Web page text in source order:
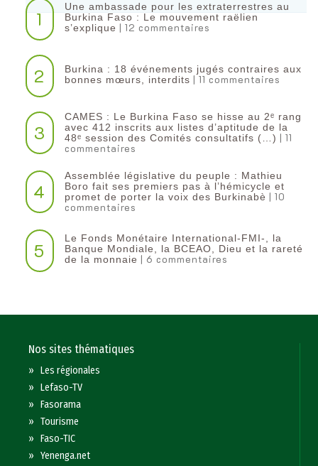
1
Une ambassade pour les extraterrestres au
Burkina Faso : Le mouvement raëlien
s’explique | 12 commentaires
2
Burkina : 18 événements jugés contraires aux
bonnes mœurs, interdits | 11 commentaires
3
CAMES : Le Burkina Faso se hisse au 2ᵉ rang
avec 412 inscrits aux listes d’aptitude de la
48ᵉ session des Comités consultatifs (…) | 11
commentaires
4
Assemblée législative du peuple : Mathieu
Boro fait ses premiers pas à l’hémicycle et
promet de porter la voix des Burkinabè | 10
commentaires
5
Le Fonds Monétaire International-FMI-, la
Banque Mondiale, la BCEAO, Dieu et la rareté
de la monnaie | 6 commentaires
Nos sites thématiques
»Les régionales
»Lefaso-TV
»Fasorama
»Tourisme
»Faso-TIC
»Yenenga.net